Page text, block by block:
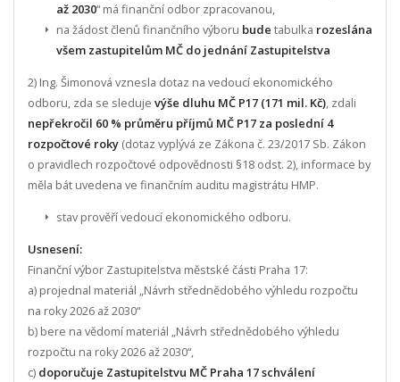
až 2030“ má finanční odbor zpracovanou,
na žádost členů finančního výboru bude tabulka rozeslána
všem zastupitelům MČ do jednání Zastupitelstva
2) Ing. Šimonová vznesla dotaz na vedoucí ekonomického
odboru, zda se sleduje výše dluhu MČ P17 (171 mil. Kč), zdali
nepřekročil 60 % průměru příjmů MČ P17 za poslední 4
rozpočtové roky (dotaz vyplývá ze Zákona č. 23/2017 Sb. Zákon
o pravidlech rozpočtové odpovědnosti §18 odst. 2), informace by
měla bát uvedena ve finančním auditu magistrátu HMP.
stav prověří vedoucí ekonomického odboru.
Usnesení:
Finanční výbor Zastupitelstva městské části Praha 17:
a) projednal materiál „Návrh střednědobého výhledu rozpočtu
na roky 2026 až 2030“
b) bere na vědomí materiál „Návrh střednědobého výhledu
rozpočtu na roky 2026 až 2030“,
c) doporučuje Zastupitelstvu MČ Praha 17 schválení